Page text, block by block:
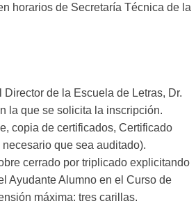
horarios de Secretaría Técnica de la
Director de la Escuela de Letras, Dr.
la que se solicita la inscripción.
copia de certificados, Certificado
que sea auditado).
cerrado por triplicado explicitando
Ayudante Alumno en el Curso de
máxima: tres carillas.